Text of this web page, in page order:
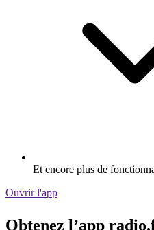
Et encore plus de
Ouvrir l'app
Obtenez l’app